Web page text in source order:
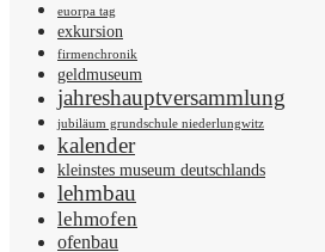
euorpa tag
exkursion
firmenchronik
geldmuseum
jahreshauptversammlung
jubiläum grundschule niederlungwitz
kalender
kleinstes museum deutschlands
lehmbau
lehmofen
ofenbau